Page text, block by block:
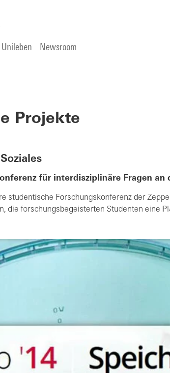
Unileben Newsroom
Projekte
für interdisziplinäre Fragen an
studentische Forschungskonferenz der
die forschungsbegeisterten Studenten eine